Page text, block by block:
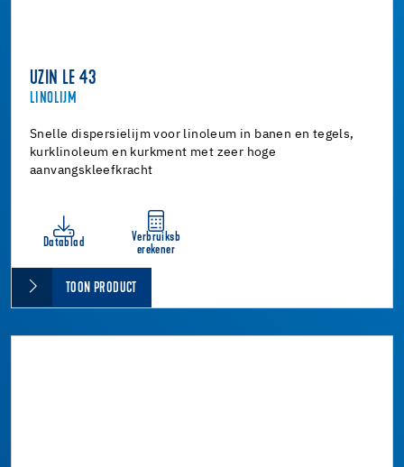
UZIN LE 43
LINOLIJM
Snelle dispersielijm voor linoleum in banen en tegels,
kurklinoleum en kurkment met zeer hoge
aanvangskleefkracht
Datablad
Verbruiksb
erekener
TOON PRODUCT